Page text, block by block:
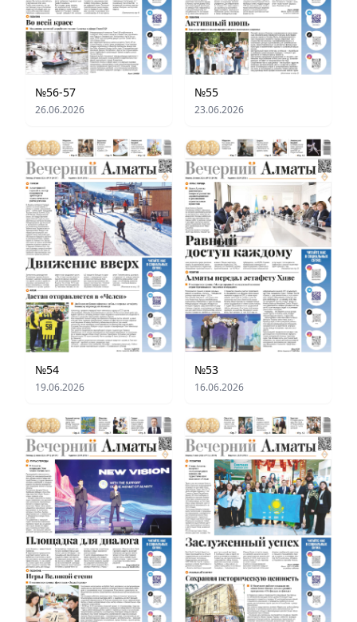
№56-57
26.06.2026
№55
23.06.2026
№54
19.06.2026
№53
16.06.2026